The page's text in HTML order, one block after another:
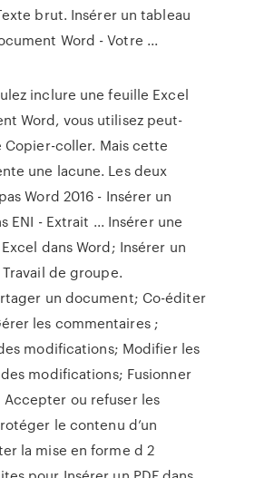
brut. Insérer un tableau
Word - Votre ...
inclure une feuille Excel
Word, vous utilisez peut-
coller. Mais cette
une lacune. Les deux
Word 2016 - Insérer un
ENI - Extrait ... Insérer une
dans Word; Insérer un
de groupe.
un document; Co-éditer
les commentaires ;
modifications; Modifier les
modifications; Fusionner
ou refuser les
le contenu d’un
la mise en forme d 2